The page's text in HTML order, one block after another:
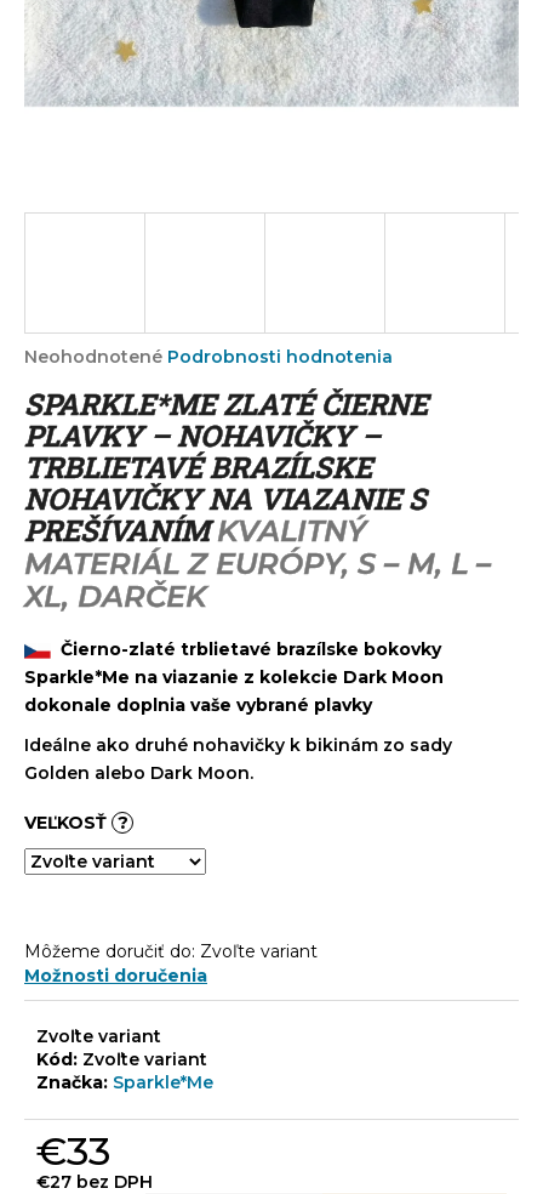
Priemerné
produktu
je
0,0
z
5
hviezdičiek.
Neohodnotené Podrobnosti hodnotenia
SPARKLE*ME ZLATÉ ČIERNE
PLAVKY – NOHAVIČKY –
TRBLIETAVÉ BRAZÍLSKE
NOHAVIČKY NA VIAZANIE S
PREŠÍVANÍMKVALITNÝ
MATERIÁL Z EURÓPY, S – M, L –
XL, DARČEK
Čierno-zlaté trblietavé brazílske bokovky
Sparkle*Me na viazanie z kolekcie Dark Moon
dokonale doplnia vaše vybrané plavky
Ideálne ako druhé nohavičky k bikinám zo sady
Golden alebo Dark Moon.
VEĽKOSŤ ?
Môžeme doručiť do: Zvoľte variant
Možnosti doručenia
Zvoľte variant
Kód: Zvoľte variant
Značka: Sparkle*Me
€33
€27 bez DPH
á
j
s
O
d
p
o
r
ú
č
a
m